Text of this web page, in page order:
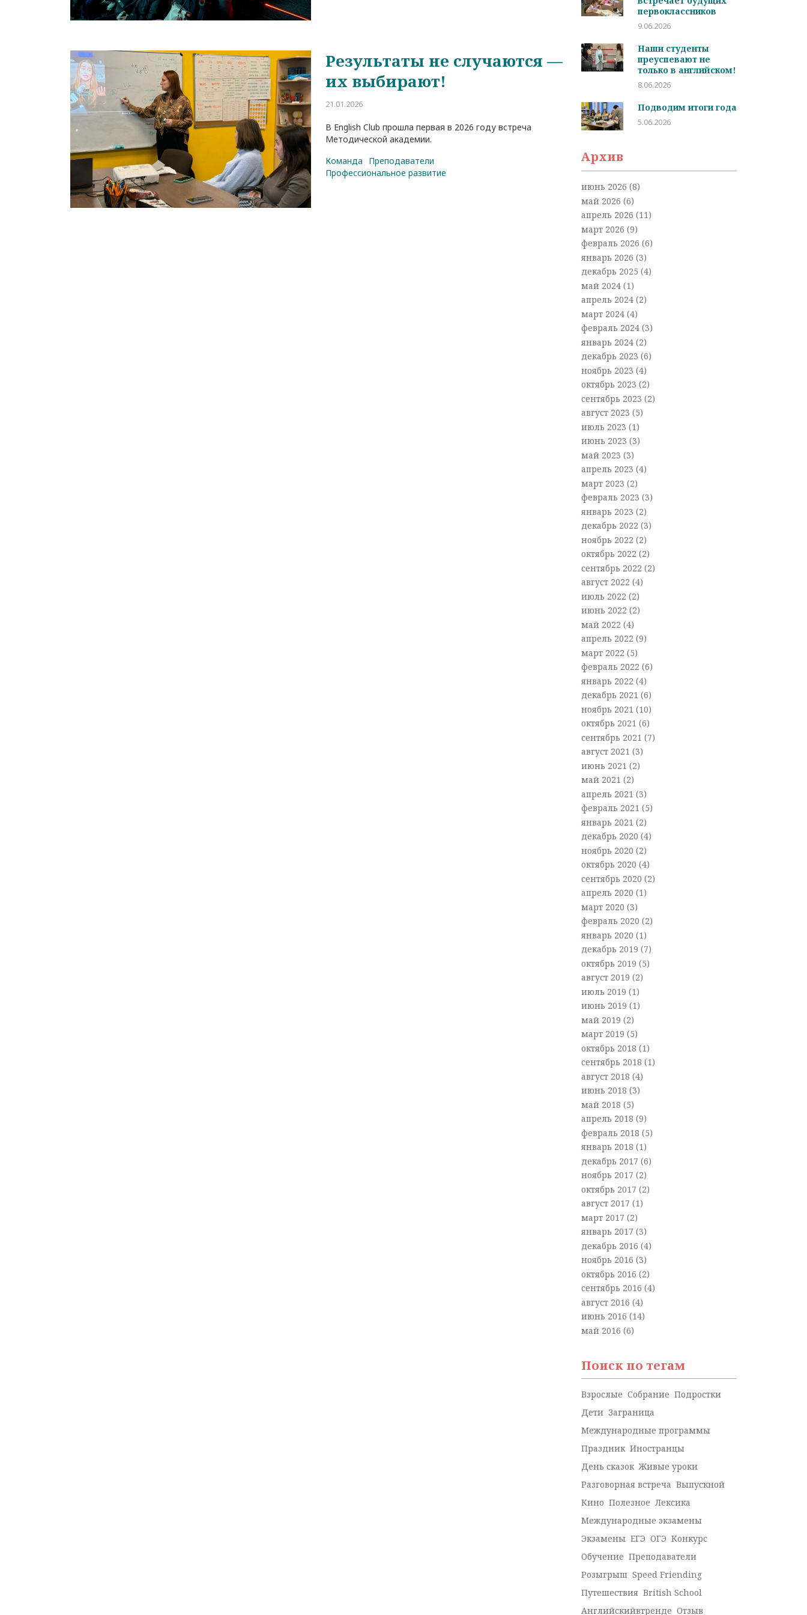
Результаты не случаются —
их выбирают!
21.01.2026
В English Club прошла первая в 2026 году встреча
Методической академии.
Команда
Преподаватели
Профессиональное развитие
первоклассников
9.06.2026
Наши студенты
преуспевают не
только в английском!
8.06.2026
Подводим итоги года
5.06.2026
Архив
июнь 2026 (8)
май 2026 (6)
апрель 2026 (11)
март 2026 (9)
февраль 2026 (6)
январь 2026 (3)
декабрь 2025 (4)
май 2024 (1)
апрель 2024 (2)
март 2024 (4)
февраль 2024 (3)
январь 2024 (2)
декабрь 2023 (6)
ноябрь 2023 (4)
октябрь 2023 (2)
сентябрь 2023 (2)
август 2023 (5)
июль 2023 (1)
июнь 2023 (3)
май 2023 (3)
апрель 2023 (4)
март 2023 (2)
февраль 2023 (3)
январь 2023 (2)
декабрь 2022 (3)
ноябрь 2022 (2)
октябрь 2022 (2)
сентябрь 2022 (2)
август 2022 (4)
июль 2022 (2)
июнь 2022 (2)
май 2022 (4)
апрель 2022 (9)
март 2022 (5)
февраль 2022 (6)
январь 2022 (4)
декабрь 2021 (6)
ноябрь 2021 (10)
октябрь 2021 (6)
сентябрь 2021 (7)
август 2021 (3)
июнь 2021 (2)
май 2021 (2)
апрель 2021 (3)
февраль 2021 (5)
январь 2021 (2)
декабрь 2020 (4)
ноябрь 2020 (2)
октябрь 2020 (4)
сентябрь 2020 (2)
апрель 2020 (1)
март 2020 (3)
февраль 2020 (2)
январь 2020 (1)
декабрь 2019 (7)
октябрь 2019 (5)
август 2019 (2)
июль 2019 (1)
июнь 2019 (1)
май 2019 (2)
март 2019 (5)
октябрь 2018 (1)
сентябрь 2018 (1)
август 2018 (4)
июнь 2018 (3)
май 2018 (5)
апрель 2018 (9)
февраль 2018 (5)
январь 2018 (1)
декабрь 2017 (6)
ноябрь 2017 (2)
октябрь 2017 (2)
август 2017 (1)
март 2017 (2)
январь 2017 (3)
декабрь 2016 (4)
ноябрь 2016 (3)
октябрь 2016 (2)
сентябрь 2016 (4)
август 2016 (4)
июнь 2016 (14)
май 2016 (6)
Поиск по тегам
Взрослые Собрание Подростки
Дети Заграница
Международные программы
Праздник Иностранцы
День сказок Живые уроки
Разговорная встреча Выпускной
Кино Полезное Лексика
Международные экзамены
Экзамены ЕГЭ ОГЭ Конкурс
Обучение Преподаватели
Розыгрыш Speed Friending
Путешествия British School
Английскийвтренде Отзыв